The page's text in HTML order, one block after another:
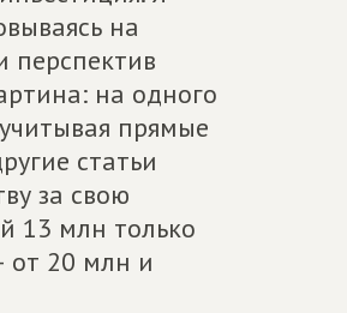
на
перспектив
на одного
прямые
статьи
за свою
13 млн только
от 20 млн и